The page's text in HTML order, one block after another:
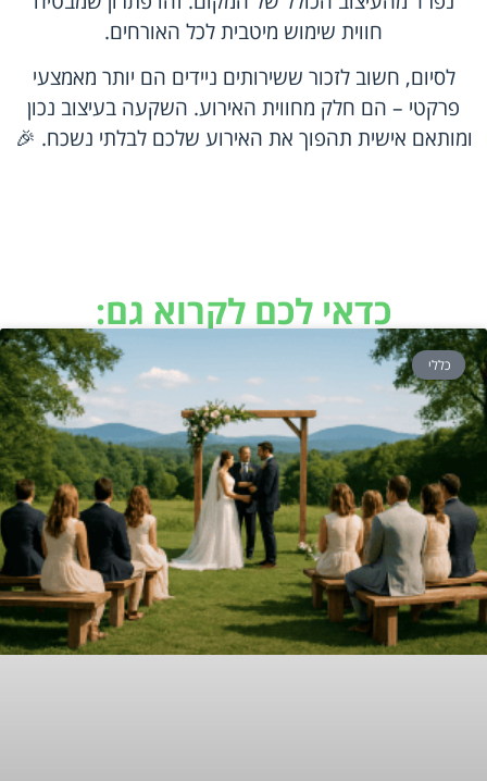
חווית שימוש מיטבית לכל האורחים.
לסיום, חשוב לזכור ששירותים ניידים הם יותר מאמצעי
פרקטי – הם חלק מחווית האירוע. השקעה בעיצוב נכון
ומותאם אישית תהפוך את האירוע שלכם לבלתי נשכח. 🎉
כדאי לכם לקרוא גם:
כללי